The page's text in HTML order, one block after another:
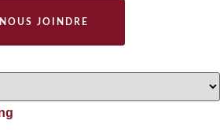
NOUS JOINDRE